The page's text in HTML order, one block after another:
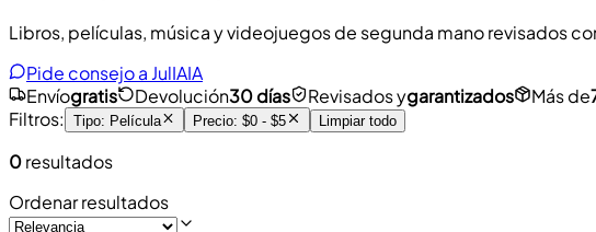
Libros, películas, música y videojuegos de segunda mano revisados
Pide consejo a JulIAIA
Envíogratis Devolución30 días Revisados ygarantizados Más de
Filtros: Tipo: Película Precio:$0 - $5 Limpiar todo
0resultados
Ordenar resultados